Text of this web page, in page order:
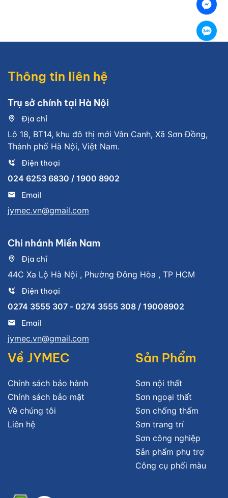
Thông tin liên hệ
Trụ sở chính tại Hà Nội
Địa chỉ
Lô 18, BT14, khu đô thị mới Vân Canh, Xã Sơn Đồng,
Thành phố Hà Nội, Việt Nam.
Điện thoại
024 6253 6830 / 1900 8902
Email
jymec.vn@gmail.com
Chi nhánh Miền Nam
Địa chỉ
44C Xa Lộ Hà Nội , Phường Đông Hòa , TP HCM
Điện thoại
0274 3555 307 - 0274 3555 308 / 19008902
Email
jymec.vn@gmail.com
Về JYMEC
Chính sách bảo hành
Chính sách bảo mật
Về chúng tôi
Liên hệ
Sản Phẩm
Sơn nội thất
Sơn ngoại thất
Sơn chống thấm
Sơn trang trí
Sơn công nghiệp
Sản phẩm phụ trợ
Công cụ phối màu